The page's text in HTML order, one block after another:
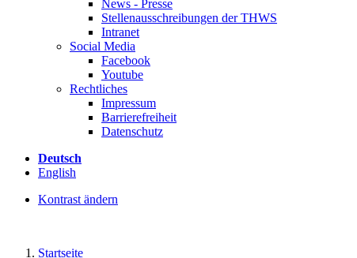
News - Presse
Stellenausschreibungen der THWS
Intranet
Social Media
Facebook
Youtube
Rechtliches
Impressum
Barrierefreiheit
Datenschutz
Deutsch
English
Kontrast ändern
Startseite